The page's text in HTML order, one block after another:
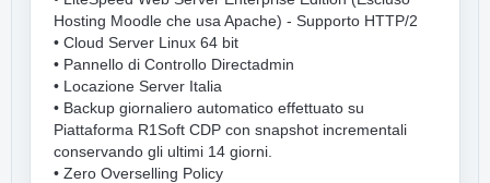
Hosting Moodle che usa Apache) - Supporto HTTP/2
• Cloud Server Linux 64 bit
• Pannello di Controllo Directadmin
• Locazione Server Italia
• Backup giornaliero automatico effettuato su
Piattaforma R1Soft CDP con snapshot incrementali
conservando gli ultimi 14 giorni.
• Zero Overselling Policy